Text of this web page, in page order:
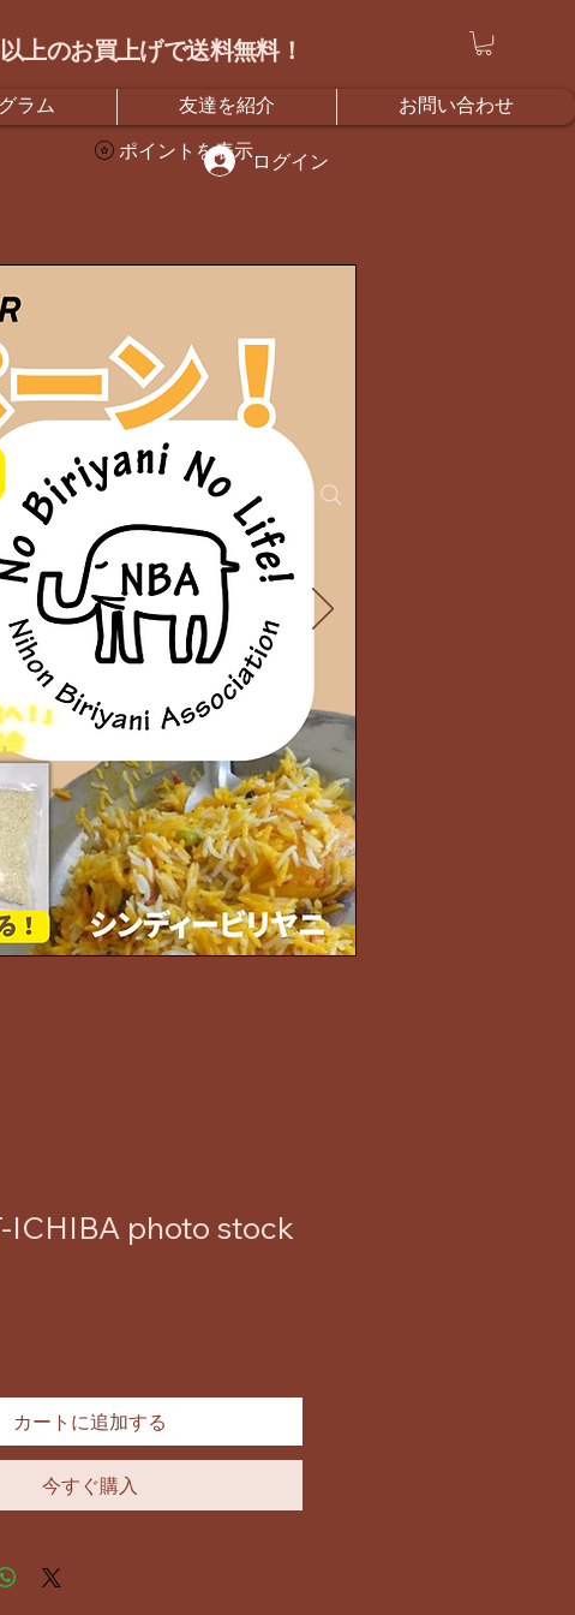
上のお買上げで送料無料！
ログイン
ポイントを表示
ラム 友達を紹介 お問い合わせ
ICHIBA photo stock
カートに追加する
今すぐ購入